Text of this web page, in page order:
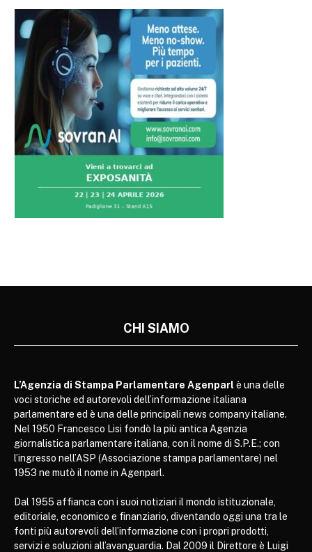
CHI SIAMO
L’Agenzia di Stampa Parlamentare Agenparl è una delle
voci storiche ed autorevoli dell’informazione italiana
parlamentare ed è una delle principali news company italiane.
Nel 1950 Francesco Lisi fondò la più antica Agenzia
giornalistica parlamentare italiana, con il nome di S.P.E.; con
l’ingresso nell’ASP (Associazione stampa parlamentare) nel
1953 ne mutò il nome in Agenparl.
Dal 1955 affianca con i suoi notiziari il mondo istituzionale,
editoriale, economico e finanziario, diventando oggi una tra le
fonti più autorevoli dell’informazione con i propri prodotti,
servizi e soluzioni all’avanguardia. Dal 2009 il Direttore è Luigi